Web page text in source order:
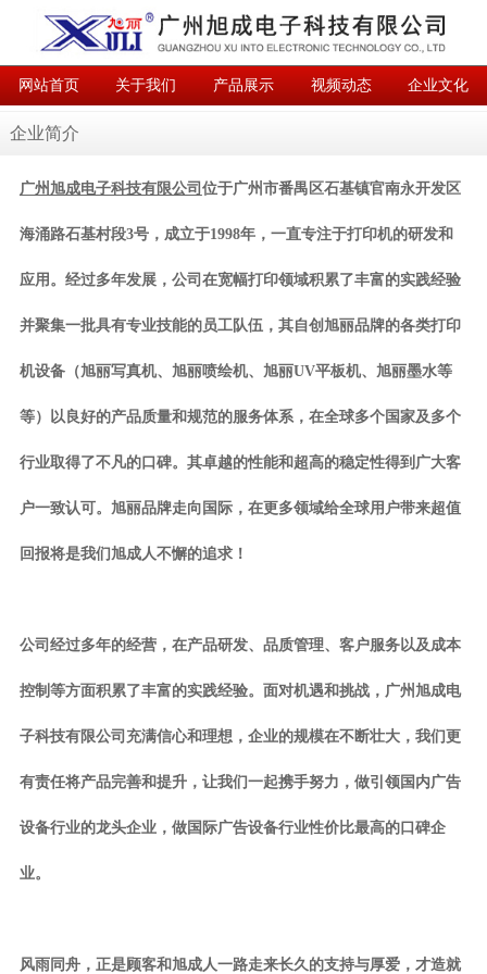
网站首页 关于我们 产品展示 视频动态 企业文化
联系我们
企业简介
广州旭成电子科技有限公司 位于广州市番禺区石基镇官南永开发区
海涌路石基村段3号，成立于1998年，一直专注于打印机的研发和
应用。经过多年发展，公司在宽幅打印领域积累了丰富的实践经验
并聚集一批具有专业技能的员工队伍，其自创旭丽品牌的各类打印
机设备（旭丽写真机、旭丽喷绘机、旭丽UV平板机、旭丽墨水等
等）以良好的产品质量和规范的服务体系，在全球多个国家及多个
行业取得了不凡的口碑。其卓越的性能和超高的稳定性得到广大客
户一致认可。旭丽品牌走向国际，在更多领域给全球用户带来超值
回报将是我们旭成人不懈的追求！
公司经过多年的经营，在产品研发、品质管理、客户服务以及成本
控制等方面积累了丰富的实践经验。面对机遇和挑战，广州旭成电
子科技有限公司充满信心和理想，企业的规模在不断壮大，我们更
有责任将产品完善和提升，让我们一起携手努力，做引领国内广告
设备行业的龙头企业，做国际广告设备行业性价比最高的口碑企
业。
风雨同舟，正是顾客和旭成人一路走来长久的支持与厚爱，才造就